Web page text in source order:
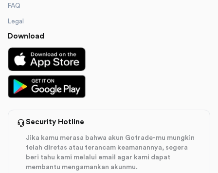
FAQ
Legal
Download
Security Hotline
Jika kamu merasa bahwa akun Gotrade-mu mungkin
telah diretas atau terancam keamanannya, segera
beri tahu kami melalui email agar kami dapat
membantu mengamankan akunmu.